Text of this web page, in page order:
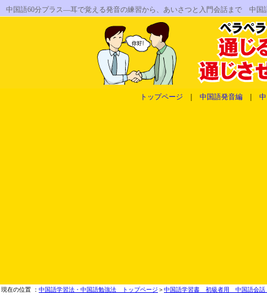
中国語60分プラス―耳で覚える発音の練習から、あいさつと入門会話まで
トップページ 中国語発音編
現在の位置 ： 中国語学習法・中国語勉強法 トップページ ＞中国語学習書 初級者用 中国語会話